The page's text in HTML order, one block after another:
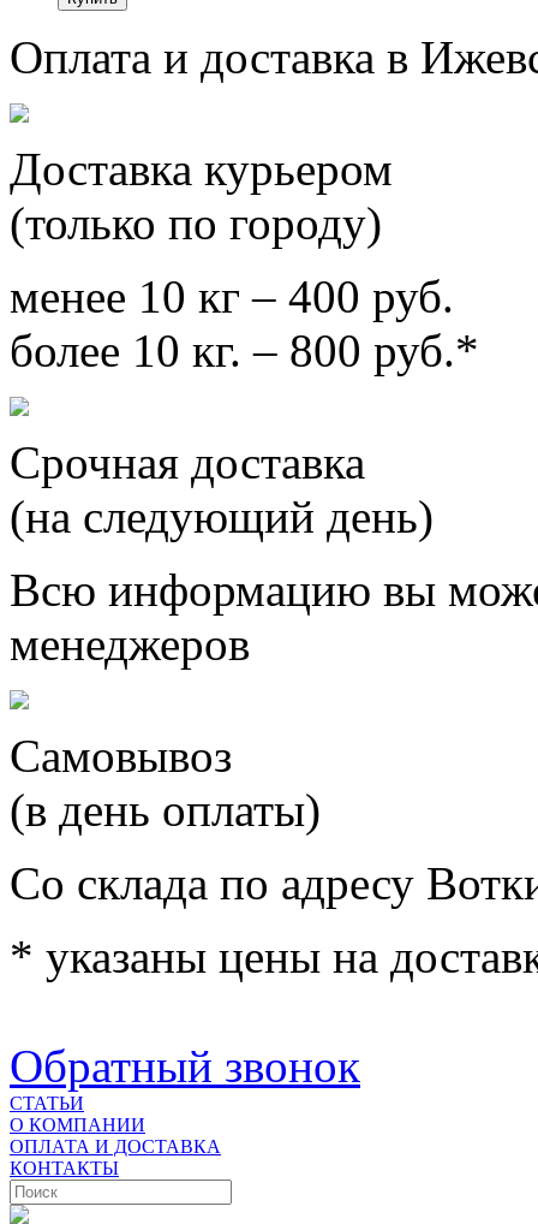
Оплата и доставка в
Доставка курьером
(только по городу)
менее 10 кг – 400 руб.
более 10 кг. – 800 руб.*
Срочная доставка
(на следующий день)
Всю информацию вы
менеджеров
Самовывоз
(в день оплаты)
Со склада по адресу
* указаны цены на
Обратный звонок
СТАТЬИ
О КОМПАНИИ
ОПЛАТА И ДОСТАВКА
КОНТАКТЫ